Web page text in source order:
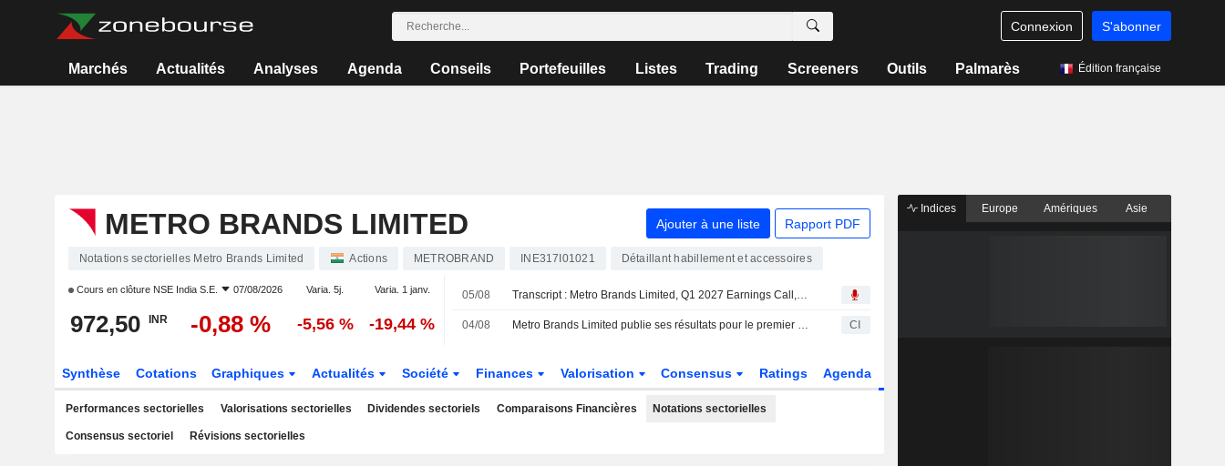
Connexion S'abonner
Marchés Actualités Analyses Agenda Conseils Portefeuilles Listes Trading Screeners Outils Palmarès Édition française
METRO BRANDS LIMITED Ajouter à une liste Rapport PDF
Notations sectorielles Metro Brands Limited Actions METROBRAND INE317I01021 Détaillant habillement et accessoires
Cours en clôture NSE India S.E. 07/08/2026 Varia. 5j. Varia. 1 janv.
972,50 INR -0,88 % -5,56 % -19,44 %
05/08 Transcript : Metro Brands Limited, Q1 2027 Earnings Call, Aug 05, 2026
04/08 Metro Brands Limited publie ses résultats pour le premier trimestre clos le 30 juin 2026 CI
Synthèse Cotations Graphiques Actualités Société Finances Valorisation Consensus Ratings Agenda
Performances sectorielles Valorisations sectorielles Dividendes sectoriels Comparaisons Financières Notations sectorielles
Consensus sectoriel Révisions sectorielles
Indices Europe Amériques Asie